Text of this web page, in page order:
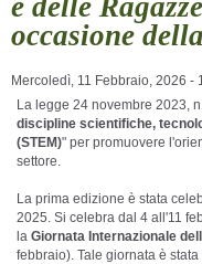
occasione
Mercoledì, 11 Febbraio, 2026 -
La legge 24 novembre 2023,
discipline scientifiche,
(STEM)" per promuovere l'
settore.
La prima edizione è stata
2025. Si celebra dal 4 all'11
la Giornata Internazionale
febbraio). Tale giornata è